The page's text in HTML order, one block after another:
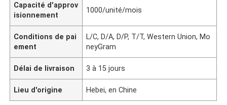
Capacité d'approv
isionnement
1000/unité/mois
Conditions de pai
ement
L/C, D/A, D/P, T/T, Western Union, Mo
neyGram
Délai de livraison 3 à 15 jours
Lieu d'origine Hebei, en Chine